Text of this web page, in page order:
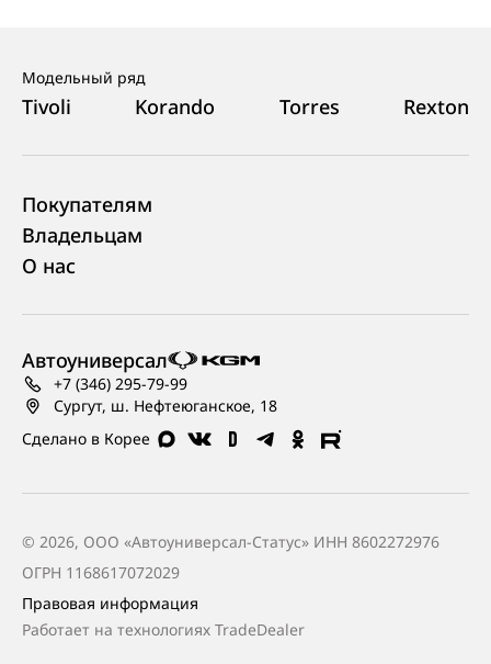
Сделано в Корее
Автоуниверсал
+7 (346) 295-79-99
Сургут, ш. Нефтеюганское, 18
Модельный ряд
Tivoli Korando Torres Rexton
Покупателям
Владельцам
О нас
© 2026, ООО «Автоуниверсал-Статус» ИНН 8602272976
ОГРН 1168617072029
Правовая информация
Работает на технологиях TradeDealer